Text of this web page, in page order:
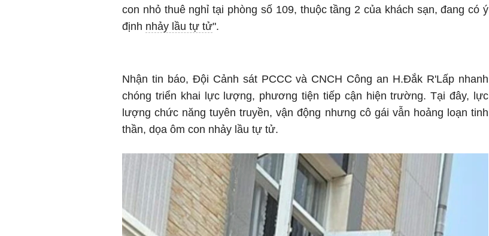
con nhỏ thuê nghỉ tại phòng số 109, thuộc tầng 2 của khách sạn, đang có ý
định nhảy lầu tự tử".
Nhận tin báo, Đội Cảnh sát PCCC và CNCH Công an H.Đắk R'Lấp nhanh
chóng triển khai lực lượng, phương tiện tiếp cận hiện trường. Tại đây, lực
lượng chức năng tuyên truyền, vận động nhưng cô gái vẫn hoảng loạn tinh
thần, dọa ôm con nhảy lầu tự tử.